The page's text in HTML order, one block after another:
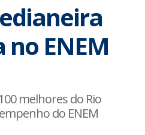
no ENEM
melhores do Rio
do ENEM